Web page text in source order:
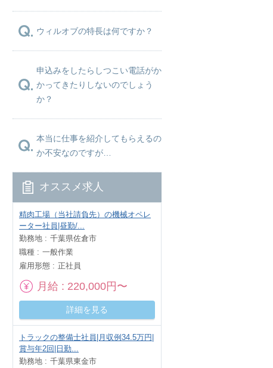
ウィルオブの特長は何ですか？
申込みをしたらしつこい電話がか
かってきたりしないのでしょう
か？
本当に仕事を紹介してもらえるの
か不安なのですが…
オススメ求人
精肉工場（当社請負先）の機械オペレ
ーター社員|昼勤/...
勤務地
千葉県佐倉市
職種
一般作業
雇用形態
正社員
月給 220,000円〜
詳細を見る
トラックの整備士社員|月収例34.5万円|
賞与年2回|日勤...
勤務地
千葉県東金市